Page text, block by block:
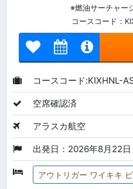
※燃油サーチャー
コースコード：
コースコード:KIXHNL-
空席確認済
アラスカ航空
出発日：2026年8月22
アウトリガー ワイキキ